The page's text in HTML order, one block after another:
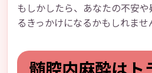
もしかしたら、あなたの不安
るきっかけになるかもしれませ
髄腔内麻酔はト